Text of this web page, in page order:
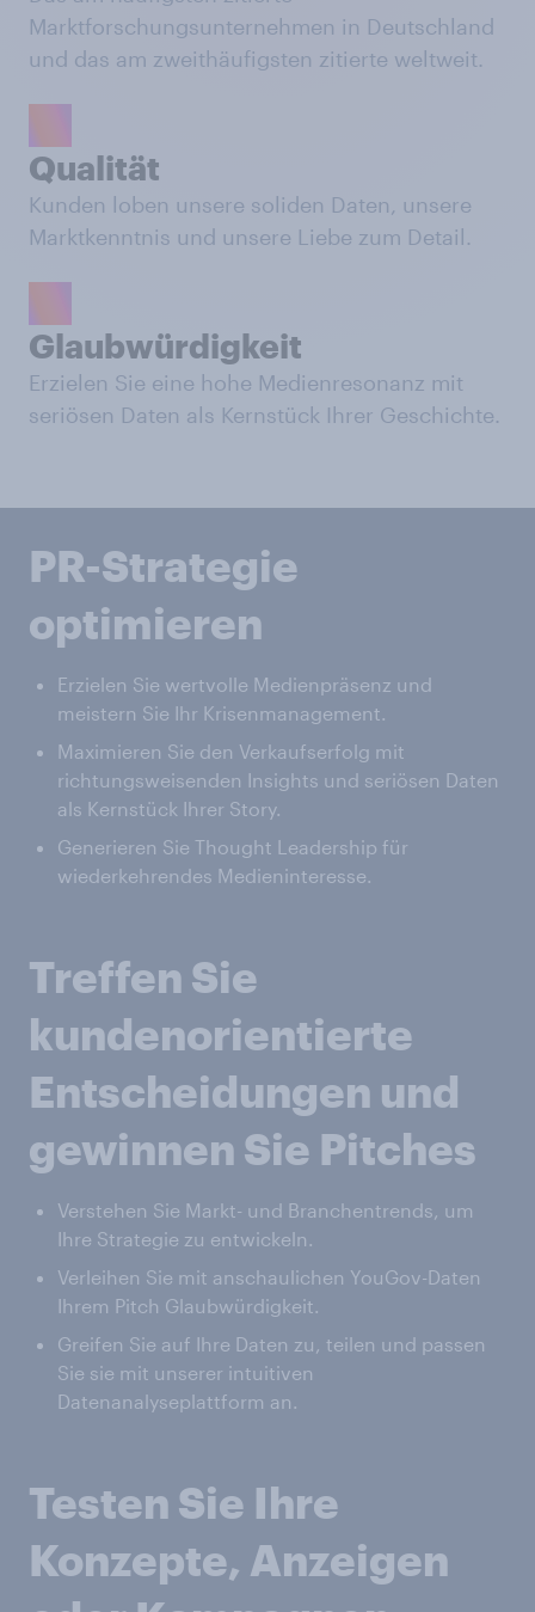
Marktforschungsunternehmen in Deutschland
und das am zweithäufigsten zitierte weltweit.
Qualität
Kunden loben unsere soliden Daten, unsere
Marktkenntnis und unsere Liebe zum Detail.
Glaubwürdigkeit
Erzielen Sie eine hohe Medienresonanz mit
seriösen Daten als Kernstück Ihrer Geschichte.
PR-Strategie
optimieren
Erzielen Sie wertvolle Medienpräsenz und
meistern Sie Ihr Krisenmanagement.
Maximieren Sie den Verkaufserfolg mit
richtungsweisenden Insights und seriösen Daten
als Kernstück Ihrer Story.
Generieren Sie Thought Leadership für
wiederkehrendes Medieninteresse.
Treffen Sie
kundenorientierte
Entscheidungen und
gewinnen Sie Pitches
Verstehen Sie Markt- und Branchentrends, um
Ihre Strategie zu entwickeln.
Verleihen Sie mit anschaulichen YouGov-Daten
Ihrem Pitch Glaubwürdigkeit.
Greifen Sie auf Ihre Daten zu, teilen und passen
Sie sie mit unserer intuitiven
Datenanalyseplattform an.
Testen Sie Ihre
Konzepte, Anzeigen